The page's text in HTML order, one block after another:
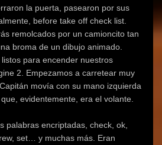
la puerta, pasearon por sus
before take off check list.
remolcados por un camioncito tan
broma de un dibujo animado.
para encender nuestros
2. Empezamos a carretear muy
movía con su mano izquierda
evidentemente, era el volante.
palabras encriptadas, check, ok,
set… y muchas más. Eran